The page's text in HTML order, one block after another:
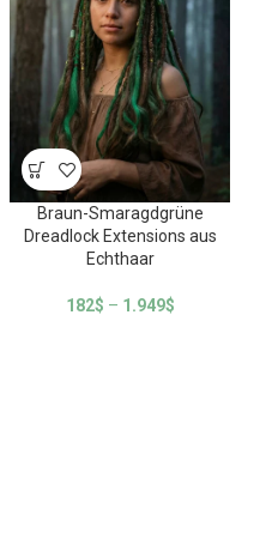
Braun-Smaragdgrüne
Dreadlock Extensions aus
Echthaar
182$ – 1.949$